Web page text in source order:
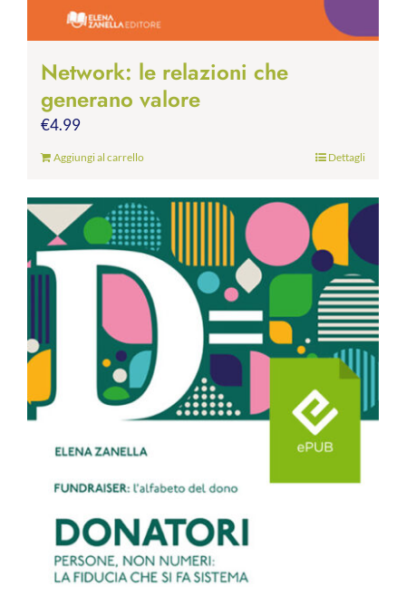
Network: le relazioni che
generano valore
€4.99
Aggiungi al carrello Dettagli